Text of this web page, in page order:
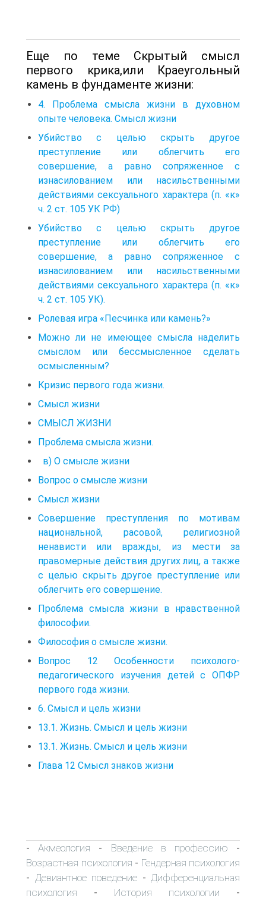
Еще по теме Скрытый смысл
первого крика,или Краеугольный
камень в фундаменте жизни:
4. Проблема смысла жизни в духовном
опыте человека. Смысл жизни
Убийство с целью скрыть другое
преступление или облегчить его
совершение, а равно сопряженное с
изнасилованием или насильственными
действиями сексуального характера (п. «к»
ч. 2 ст. 105 УК РФ)
Убийство с целью скрыть другое
преступление или облегчить его
совершение, а равно сопряженное с
изнасилованием или насильственными
действиями сексуального характера (п. «к»
ч. 2 ст. 105 УК).
Ролевая игра «Песчинка или камень?»
Можно ли не имеющее смысла наделить
смыслом или бессмысленное сделать
осмысленным?
Кризис первого года жизни.
Смысл жизни
СМЫСЛ ЖИЗНИ
Проблема смысла жизни.
в) О смысле жизни
Вопрос о смысле жизни
Смысл жизни
Совершение преступления по мотивам
национальной, расовой, религиозной
ненависти или вражды, из мести за
правомерные действия других лиц, а также
с целью скрыть другое преступление или
облегчить его совершение.
Проблема смысла жизни в нравственной
философии.
Философия о смысле жизни.
Вопрос 12 Особенности психолого-
педагогического изучения детей с ОПФР
первого года жизни.
6. Смысл и цель жизни
13.1. Жизнь. Смысл и цель жизни
13.1. Жизнь. Смысл и цель жизни
Глава 12 Смысл знаков жизни
-Акмеология - Введение в профессию -
Возрастная психология - Гендерная психология
- Девиантное поведение - Дифференциальная
психология - История психологии -